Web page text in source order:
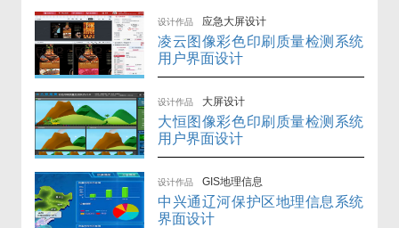
设计作品 应急大屏设计
凌云图像彩色印刷质量检测系统
用户界面设计
设计作品 大屏设计
大恒图像彩色印刷质量检测系统
用户界面设计
设计作品 GIS地理信息
中兴通辽河保护区地理信息系统
界面设计